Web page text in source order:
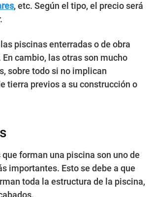
, etc. Según el tipo, el precio será
piscinas enterradas o de obra
En cambio, las otras son mucho
sobre todo si no implican
tierra previos a su construcción o
forman una piscina son uno de
importantes. Esto se debe a que
toda la estructura de la piscina,